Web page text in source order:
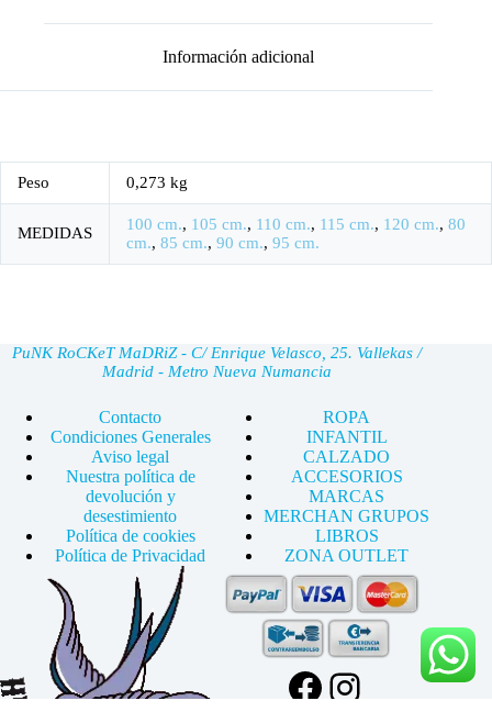
Información adicional
Peso 0,273 kg
MEDIDAS 100 cm., 105 cm., 110 cm., 115 cm., 120 cm., 80
cm., 85 cm., 90 cm., 95 cm.
PuNK RoCKeT MaDRiZ - C/ Enrique Velasco, 25. Vallekas /
Madrid - Metro Nueva Numancia
Contacto
Condiciones Generales
Aviso legal
Nuestra política de
devolución y
desestimiento
Política de cookies
Política de Privacidad
ROPA
INFANTIL
CALZADO
ACCESORIOS
MARCAS
MERCHAN GRUPOS
LIBROS
ZONA OUTLET
Facebook
Instagram